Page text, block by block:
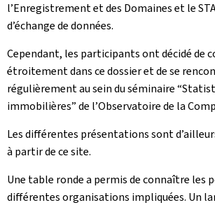
l’Enregistrement et des Domaines et le
d’échange de données.
Cependant, les participants ont décidé de
étroitement dans ce dossier et de se
régulièrement au sein du séminaire
immobilières” de l’Observatoire de la
Les différentes présentations sont
à partir de ce site.
Une table ronde a permis de connaître les
différentes organisations impliquées. Un